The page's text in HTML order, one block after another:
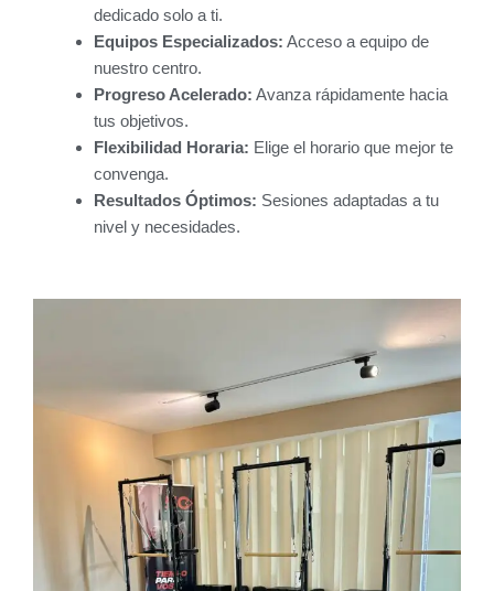
dedicado solo a ti.
Equipos Especializados: Acceso a equipo de
nuestro centro.
Progreso Acelerado: Avanza rápidamente hacia
tus objetivos.
Flexibilidad Horaria: Elige el horario que mejor te
convenga.
Resultados Óptimos: Sesiones adaptadas a tu
nivel y necesidades.